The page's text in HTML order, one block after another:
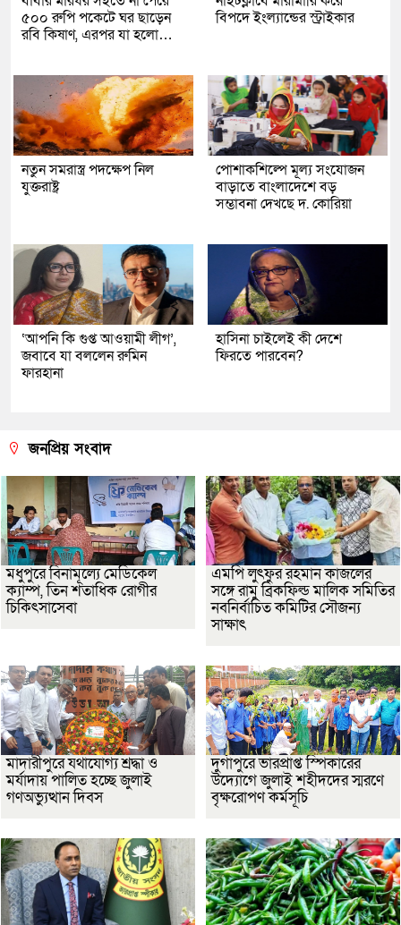
৫০০ রুপি পকেটে ঘর ছাড়েন
রবি কিষাণ, এরপর যা হলো…
বিপদে ইংল্যান্ডের স্ট্রাইকার
নতুন সমরাস্ত্র পদক্ষেপ নিল
যুক্তরাষ্ট্র
পোশাকশিল্পে মূল্য সংযোজন
বাড়াতে বাংলাদেশে বড়
সম্ভাবনা দেখছে দ. কোরিয়া
‘আপনি কি গুপ্ত আওয়ামী লীগ’,
জবাবে যা বললেন রুমিন
ফারহানা
হাসিনা চাইলেই কী দেশে
ফিরতে পারবেন?
জনপ্রিয় সংবাদ
মধুপুরে বিনামূল্যে মেডিকেল
ক্যাম্প, তিন শতাধিক রোগীর
চিকিৎসাসেবা
এমপি লুৎফুর রহমান কাজলের
সঙ্গে রামু ব্রিকফিল্ড মালিক সমিতির
নবনির্বাচিত কমিটির সৌজন্য
সাক্ষাৎ
মাদারীপুরে যথাযোগ্য শ্রদ্ধা ও
মর্যাদায় পালিত হচ্ছে জুলাই
গণঅভ্যুত্থান দিবস
দুর্গাপুরে ভারপ্রাপ্ত স্পিকারের
উদ্যোগে জুলাই শহীদদের স্মরণে
বৃক্ষরোপণ কর্মসূচি